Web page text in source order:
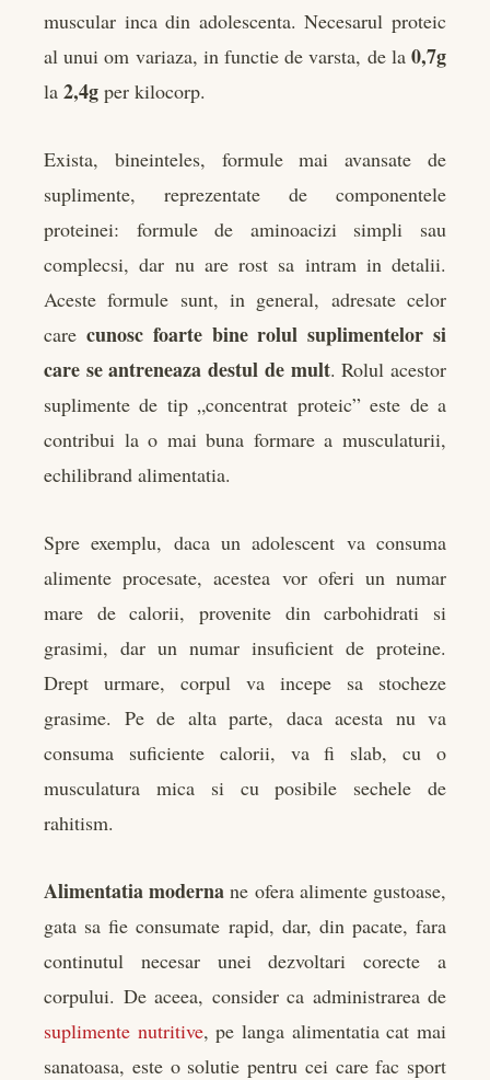
muscular inca din adolescenta. Necesarul proteic
al unui om variaza, in functie de varsta, de la 0,7g
la 2,4g per kilocorp.
Exista, bineinteles, formule mai avansate de
suplimente, reprezentate de componentele
proteinei: formule de aminoacizi simpli sau
complecsi, dar nu are rost sa intram in detalii.
Aceste formule sunt, in general, adresate celor
care cunosc foarte bine rolul suplimentelor si
care se antreneaza destul de mult. Rolul acestor
suplimente de tip „concentrat proteic” este de a
contribui la o mai buna formare a musculaturii,
echilibrand alimentatia.
Spre exemplu, daca un adolescent va consuma
alimente procesate, acestea vor oferi un numar
mare de calorii, provenite din carbohidrati si
grasimi, dar un numar insuficient de proteine.
Drept urmare, corpul va incepe sa stocheze
grasime. Pe de alta parte, daca acesta nu va
consuma suficiente calorii, va fi slab, cu o
musculatura mica si cu posibile sechele de
rahitism.
Alimentatia moderna ne ofera alimente gustoase,
gata sa fie consumate rapid, dar, din pacate, fara
continutul necesar unei dezvoltari corecte a
corpului. De aceea, consider ca administrarea de
suplimente nutritive, pe langa alimentatia cat mai
sanatoasa, este o solutie pentru cei care fac sport